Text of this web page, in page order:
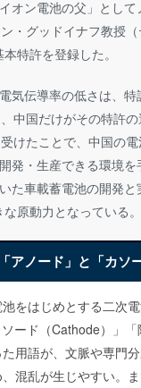
オン電池の父」とし
・グッドイナフ教授
特許を登録した。
気伝導率の低さは、
中国だけがその特許
けたことで、中国の
発・生産できる環境
た車載蓄電池の開発と
原動力となっている。
アノード」と「カソ
をはじめとする二次
ソード（Cathode）」
用語が、文脈や専門
混乱が生じやすい。